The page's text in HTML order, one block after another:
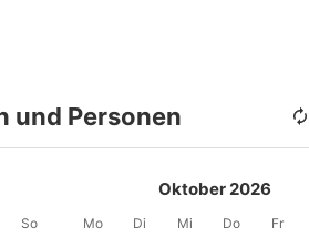
und Personen
So
Oktober 2026
Mo Di Mi Do Fr